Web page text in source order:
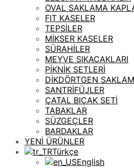
OVAL SAKLAMA
FIT KASELER
TEPSİLER
MİKSER KASELER
SÜRAHİLER
MEYVE SIKACAKLARI
PİKNİK SETLERİ
DİKDÖRTGEN
SANTRİFÜJLER
ÇATAL BIÇAK SETİ
TABAKLAR
SÜZGEÇLER
BARDAKLAR
YENİ ÜRÜNLER
Türkçe
English